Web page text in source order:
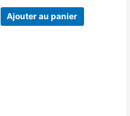
Ajouter au panier